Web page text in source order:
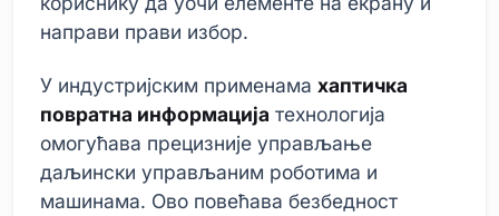
направи прави избор.
У индустријским применама хаптичка
повратна информација технологија
омогућава прецизније управљање
даљински управљаним роботима и
машинама. Ово повећава безбедност